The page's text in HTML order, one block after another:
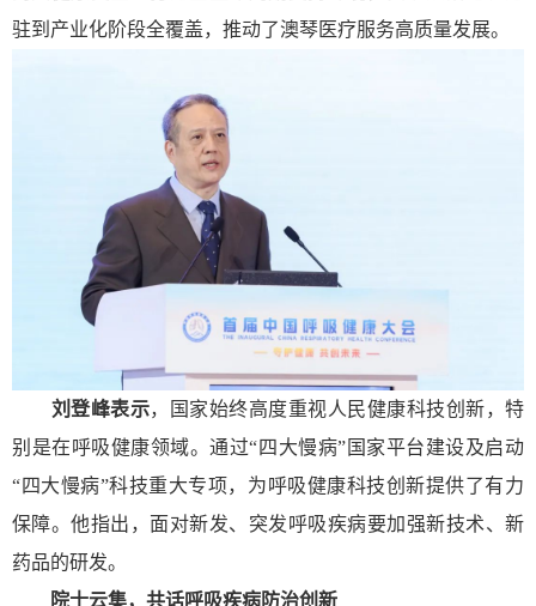
驻到产业化阶段全覆盖，推动了澳琴医疗服务高质量发展。
刘登峰表示，国家始终高度重视人民健康科技创新，特
别是在呼吸健康领域。通过“四大慢病”国家平台建设及启动
“四大慢病”科技重大专项，为呼吸健康科技创新提供了有力
保障。他指出，面对新发、突发呼吸疾病要加强新技术、新
药品的研发。
院士云集， 共话呼吸疾病防治创新